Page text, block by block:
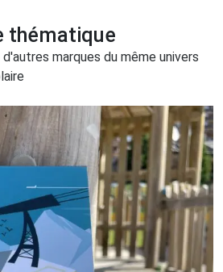
thématique
marques du même univers